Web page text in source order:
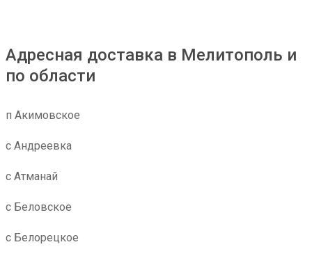
Адресная доставка в Мелитополь и
по области
п Акимовское
с Андреевка
с Атманай
с Беловское
с Белорецкое